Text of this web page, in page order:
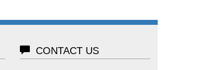
CONTACT US